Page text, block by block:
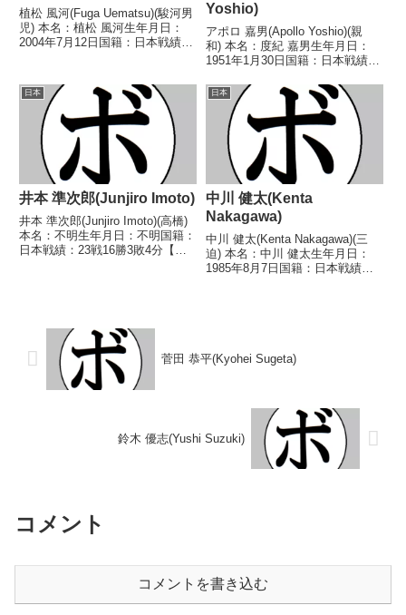
植松 風河(Fuga Uematsu)(駿河男
児) 本名：植松 風河生年月日：
2004年7月12日国籍：日本戦績：
ボクシング大会小学生の部42.5kg
級優勝(アマチ...
Yoshio)
アポロ 嘉男(Apollo Yoshio)(親
和) 本名：度紀 嘉男生年月日：
1951年1月30日国籍：日本戦績：
イトル】第12代OBF東洋(OPBF
東洋太平洋前身)スーパーフェザ
ー級王座 【戦歴】...
日本
井本 準次郎(Junjiro Imoto)
井本 準次郎(Junjiro Imoto)(高橋)
本名：不明生年月日：不明国籍：
日本戦績：23戦16勝3敗4分【獲
日本
中川 健太(Kenta
Nakagawa)
中川 健太(Kenta Nakagawa)(三
迫) 本名：中川 健太生年月日：
1985年8月7日国籍：日本戦績：
菅田 恭平(Kyohei Sugeta)
鈴木 優志(Yushi Suzuki)
コメント
コメントを書き込む